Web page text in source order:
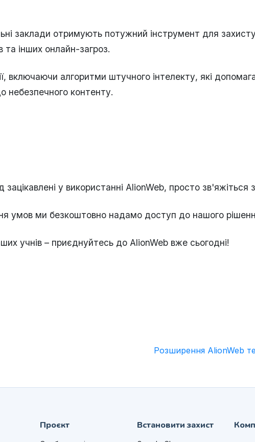
заклади отримують потужний інструмент для захисту
та інших онлайн-загроз.
включаючи алгоритми штучного інтелекту, які
небезпечного контенту.
у використанні AlionWeb, просто зв'яжіться
умов ми безкоштовно надамо доступ до нашого
учнів – приєднуйтесь до AlionWeb вже сьогодні!
Розширення AlionWeb
Проєкт Встановити захист